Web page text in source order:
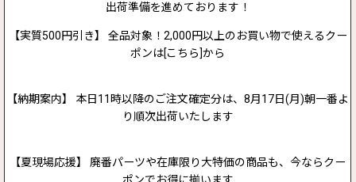
出荷準備を進めております！
【実質500円引き】 全品対象！2,000円以上のお買い物で使えるクー
ポンは[こちら]から
【納期案内】 本日11時以降のご注文確定分は、8月17日(月)朝一番よ
り順次出荷いたします
【夏現場応援】 廃番パーツや在庫限り大特価の商品も、今ならクー